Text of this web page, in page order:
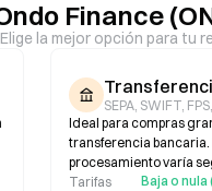
Finance
la mejor opción para tu
SEPA, SWIFT,
Ideal para compras
transferencia bancaria.
procesamiento varía
Tarifas
Baja o nula